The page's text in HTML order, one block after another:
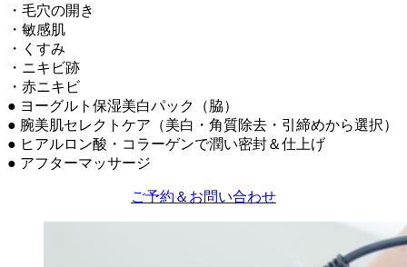
・毛穴の開き
・敏感肌
・くすみ
・ニキビ跡
・赤ニキビ
● ヨーグルト保湿美白パック（脇）
● 腕美肌セレクトケア（美白・角質除去・引締めから選択）
● ヒアルロン酸・コラーゲンで潤い密封＆仕上げ
● アフターマッサージ
ご予約＆お問い合わせ